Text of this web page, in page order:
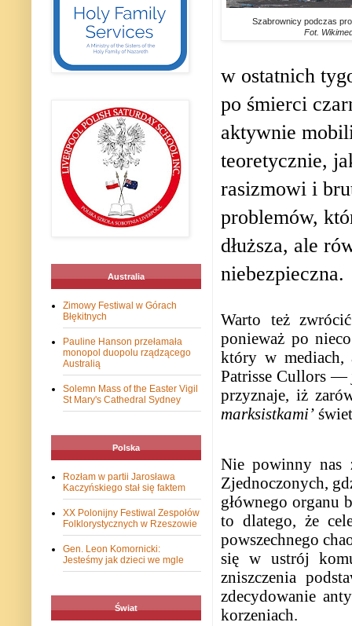
Szabrownicy podczas
Fot.
w ostatnich
po śmierci
aktywnie
teoretycznie,
rasizmowi i
problemów,
dłuższa, ale
niebezpieczna.
Warto też
ponieważ po
który w mediach,
Patrisse Cullors —
przyznaje, iż
marksistkami’
Nie powinny nas
Zjednoczonych,
głównego organu
to dlatego, że
powszechnego
się w ustrój
zniszczenia
zdecydowanie
korzeniach.
Australia
Zimowy Festiwal w Górach
Błękitnych
Pauline Hanson przełamała
monopol duopolu rządzącego
Australią
Solemn Mass of the Easter Vigil
St Mary's Cathedral Sydney
Polska
Rozłam w partii Jarosława
Kaczyńskiego stał się faktem
XX Polonijny Festiwal Zespołów
Folklorystycznych w Rzeszowie
Gen. Leon Komornicki:
Jesteśmy jak dzieci we mgle
Świat